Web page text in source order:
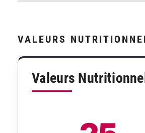
VALEURS
Valeurs